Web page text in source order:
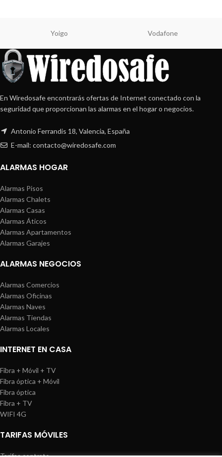
Yoigo Vodafone
En Wiredosafe encontrarás ofertas de Internet conectado con la
seguridad que proporcionan las alarmas en el hogar o negocios.
Antonio Ferrandis 18, Valencia, España
E-mail: contacto@wiredosafe.com
ALARMAS HOGAR
Alarmas Pisos
Alarmas Chalets
Alarmas Casas
Alarmas Áticos
Alarmas Apartamentos
Alarmas Garajes
ALARMAS NEGOCIOS
Alarmas Comercios
Alarmas Oficinas
Alarmas Naves
Alarmas Tiendas
Alarmas Locales
INTERNET EN CASA
Fibra + Móvil + TV
Fibra óptica + Móvil
Fibra óptica
Fibra + TV
WIFI 4G
TARIFAS MÓVILES